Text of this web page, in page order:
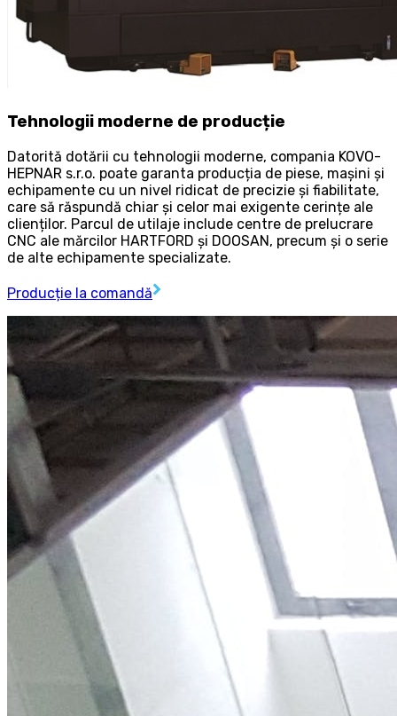
Tehnologii moderne de producție
Datorită dotării cu tehnologii moderne, compania KOVO-
HEPNAR s.r.o. poate garanta producția de piese, mașini și
echipamente cu un nivel ridicat de precizie și fiabilitate,
care să răspundă chiar și celor mai exigente cerințe ale
clienților. Parcul de utilaje include centre de prelucrare
CNC ale mărcilor HARTFORD și DOOSAN, precum și o serie
de alte echipamente specializate.
Producție la comandă